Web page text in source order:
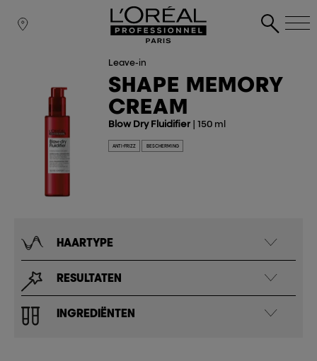
Leave-in
SHAPE MEMORY
CREAM
Blow Dry Fluidifier| 150 ml
ANTI-FRIZZ BESCHERMING
HAARTYPE
RESULTATEN
INGREDIËNTEN